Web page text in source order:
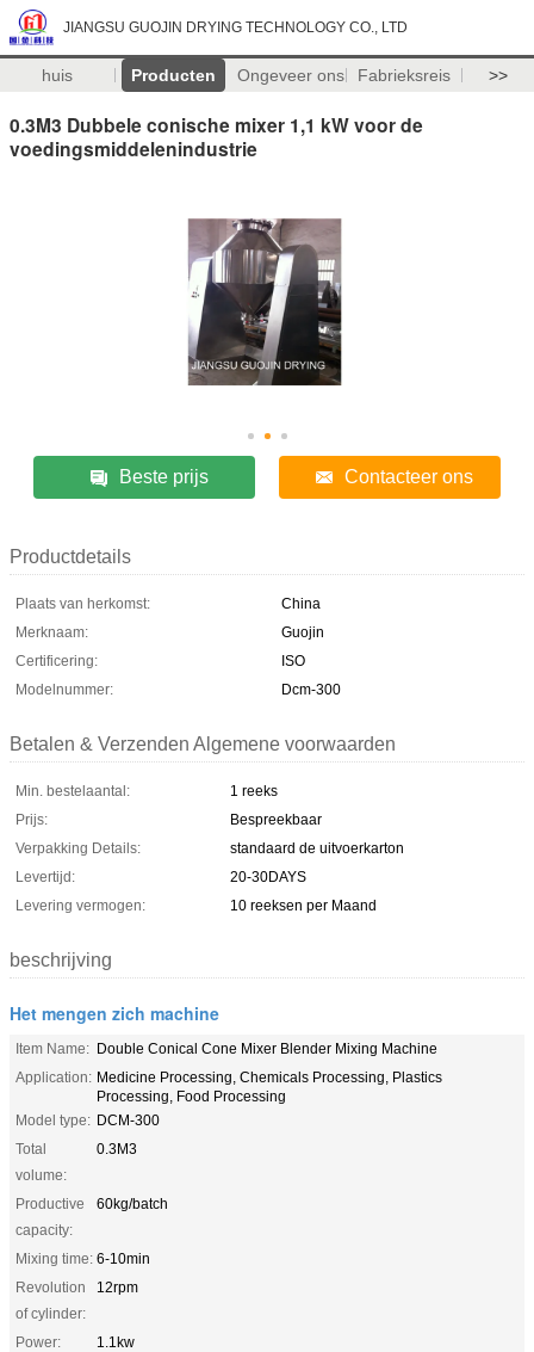
JIANGSU GUOJIN DRYING TECHNOLOGY CO., LTD
huis Producten Ongeveer ons Fabrieksreis >>
0.3M3 Dubbele conische mixer 1,1 kW voor de
voedingsmiddelenindustrie
Beste prijs Contacteer ons
Productdetails
Plaats van herkomst:
China
Merknaam:
Guojin
Certificering:
ISO
Modelnummer:
Dcm-300
Betalen & Verzenden Algemene voorwaarden
Min. bestelaantal:
1 reeks
Prijs:
Bespreekbaar
Verpakking Details:
standaard de uitvoerkarton
Levertijd:
20-30DAYS
Levering vermogen:
10 reeksen per Maand
beschrijving
Het mengen zich machine
Item Name: Double Conical Cone Mixer Blender Mixing Machine
Application: Medicine Processing, Chemicals Processing, Plastics
Processing, Food Processing
Model type: DCM-300
Total
volume:
0.3M3
Productive
capacity:
60kg/batch
Mixing time: 6-10min
Revolution
of cylinder:
12rpm
Power:
1.1kw